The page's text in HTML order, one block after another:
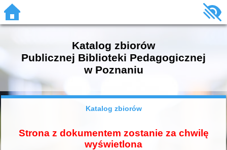
Katalog zbiorów
Publicznej Biblioteki Pedagogicznej
w Poznaniu
Katalog zbiorów
Strona z dokumentem zostanie za chwilę
wyświetlona